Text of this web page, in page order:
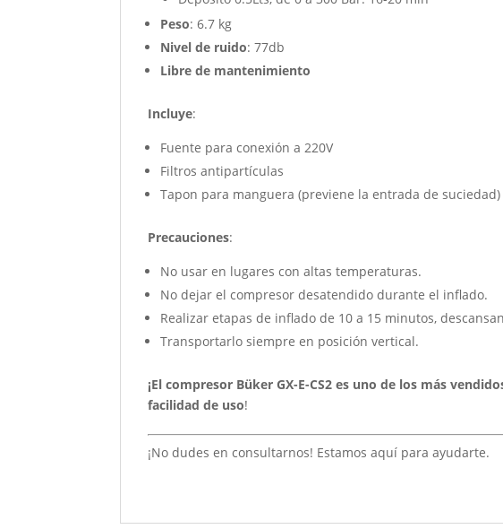
Peso: 6.7 kg
Nivel de ruido: 77db
Libre de mantenimiento
Incluye:
Fuente para conexión a 220V
Filtros antipartículas
Tapon para manguera (previene la entrada de suciedad)
Precauciones:
No usar en lugares con altas temperaturas.
No dejar el compresor desatendido durante el inflado.
Realizar etapas de inflado de 10 a 15 minutos,
Transportarlo siempre en posición vertical.
¡El compresor Büker GX-E-CS2 es uno de los más
facilidad de uso!
¡No dudes en consultarnos! Estamos aquí para ayudarte.